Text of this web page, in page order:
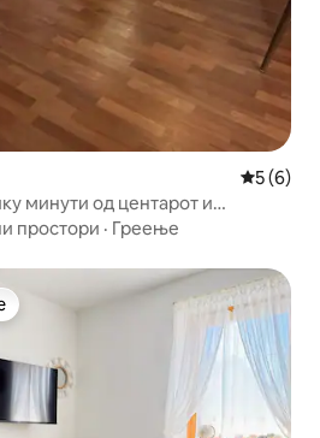
5 (6)
минути од центарот и
простори · Греење
на гостите“